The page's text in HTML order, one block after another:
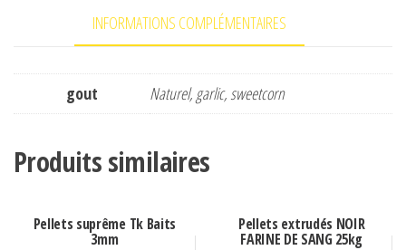
INFORMATIONS COMPLÉMENTAIRES
gout Naturel, garlic, sweetcorn
Produits similaires
Pellets suprême Tk Baits
3mm
Pellets extrudés NOIR
FARINE DE SANG 25kg